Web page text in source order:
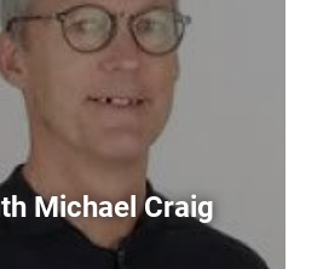
Michael Craig